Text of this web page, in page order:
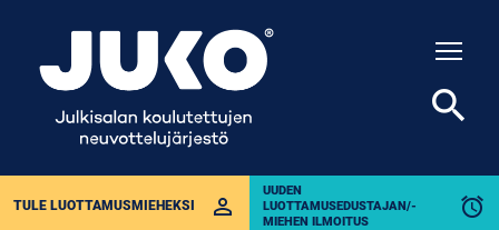
TULE LUOTTAMUSMIEHEKSI perm_identity
UUDEN
LUOTTAMUSEDUSTAJAN/-
MIEHEN ILMOITUS
alarm
search